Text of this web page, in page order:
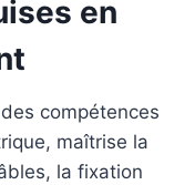
en
compétences
maîtrise la
la fixation